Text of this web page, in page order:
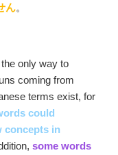
ん。
only way to
coming from
terms exist, for
could
concepts in
some words